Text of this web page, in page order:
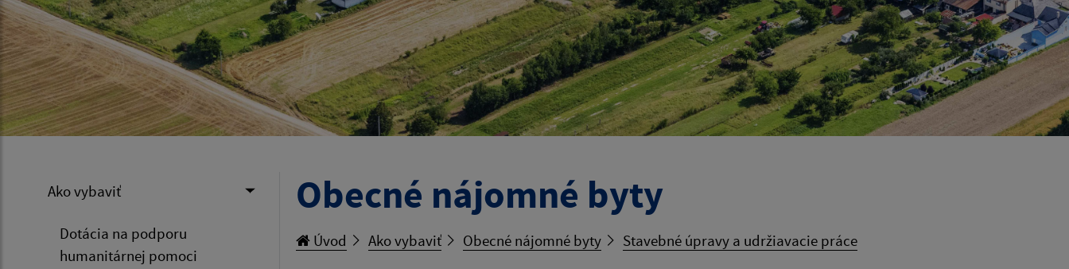
Ako vybaviť
Dotácia na podporu
humanitárnej pomoci
Obecné nájomné byty
Úvod Ako vybaviť Obecné nájomné byty Stavebné úpravy a udržiavacie práce